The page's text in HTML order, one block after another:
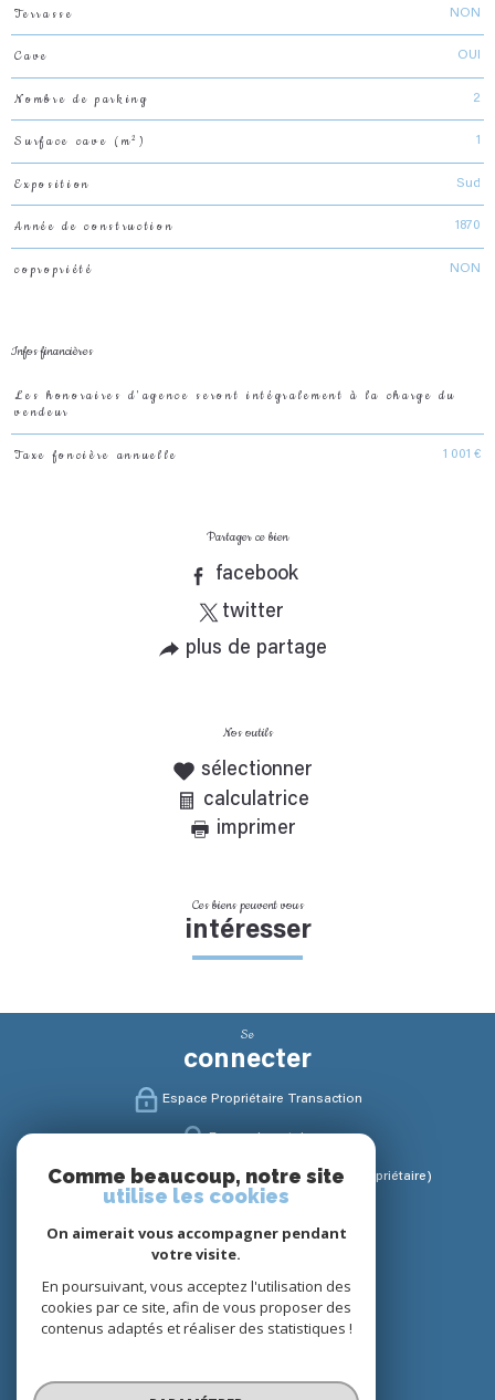
Terrasse NON
Cave OUI
Nombre de parking 2
Surface cave (m²) 1
Exposition Sud
Année de construction 1870
copropriété NON
Infos financières
Caractéristiques Valeurs
Les honoraires d'agence seront intégralement à la charge du
vendeur
Taxe foncière annuelle 1 001 €
Partager ce bien
facebook
twitter
plus de partage
Nos outils
sélectionner
calculatrice
imprimer
Ces biens peuvent vous
intéresser
Se
connecter
Espace Propriétaire Transaction
Espace Gestion / Syndic (Propriétaire / Copropriétaire)
suivre
Comme beaucoup, notre site
utilise les cookies
On aimerait vous accompagner pendant
votre visite.
En poursuivant, vous acceptez l'utilisation des
cookies par ce site, afin de vous proposer des
contenus adaptés et réaliser des statistiques !